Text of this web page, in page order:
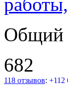
Общий
682
118 отзывов: +112